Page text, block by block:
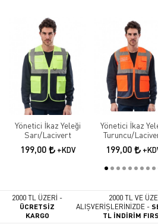
Yönetici İkaz Yeleği
Sarı/Lacivert
199,00 +KDV
Yönetici İkaz
Turuncu/
199,00
2000 TL ÜZERİ -
ÜCRETSİZ
KARGO
2000 TL VE
ALIŞVERİŞLERİNİZDE -
TL İNDİRİM